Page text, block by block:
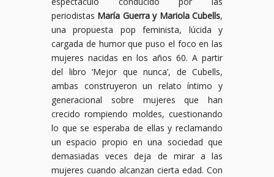
periodistas María Guerra y Mariola Cubells,
una propuesta pop feminista, lúcida y
cargada de humor que puso el foco en las
mujeres nacidas en los años 60. A partir
del libro ‘Mejor que nunca’, de Cubells,
ambas construyeron un relato íntimo y
generacional sobre mujeres que han
crecido rompiendo moldes, cuestionando
lo que se esperaba de ellas y reclamando
un espacio propio en una sociedad que
demasiadas veces deja de mirar a las
mujeres cuando alcanzan cierta edad. Con